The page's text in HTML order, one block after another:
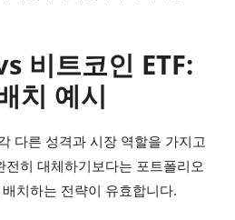
비트코인 ETF:
치 예시
다른 성격과 시장 역할을 가지고
전히 대체하기보다는 포트폴리오
치하는 전략이 유효합니다.